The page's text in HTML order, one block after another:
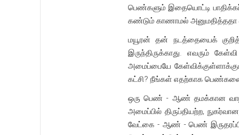
பெண்களும் இதையொட்டி
கண்டும் காணாமல் அனுமதித்ததா
மயூரன் தன் நடத்தையைக்
இருந்திருக்காது. எவரும்
அமைப்பையே
கட்சி? நீங்கள் எதற்காக பெண்களை
ஒரு பெண் - ஆண் தமக்கான
அமைப்பில் திருப்தியற்ற,
வேட்கை - ஆண் - பெண்